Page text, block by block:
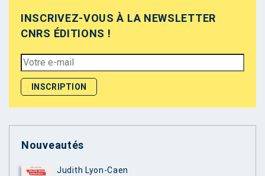
INSCRIVEZ-VOUS À LA NEWSLETTER
CNRS ÉDITIONS !
Nouveautés
Judith Lyon-Caen